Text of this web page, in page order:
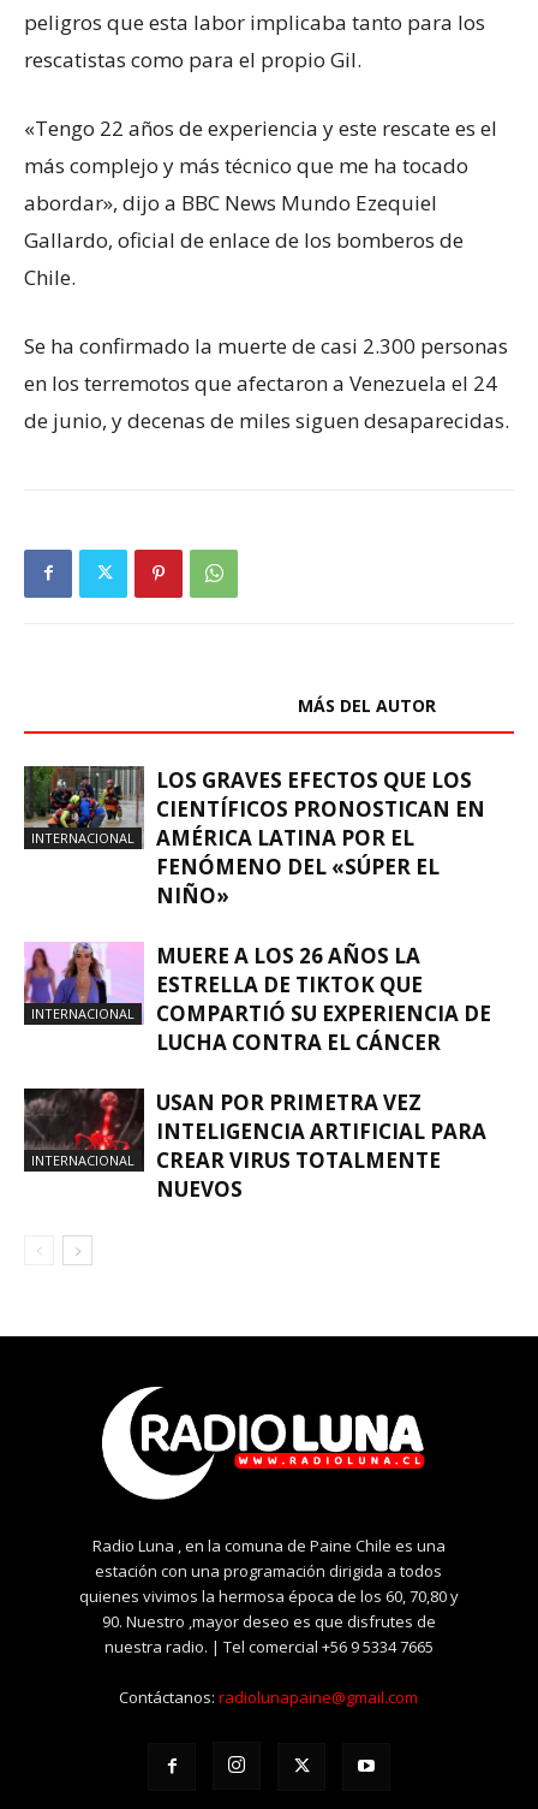
peligros que esta labor implicaba tanto para los
rescatistas como para el propio Gil.
«Tengo 22 años de experiencia y este rescate es el
más complejo y más técnico que me ha tocado
abordar», dijo a BBC News Mundo Ezequiel
Gallardo, oficial de enlace de los bomberos de
Chile.
Se ha confirmado la muerte de casi 2.300 personas
en los terremotos que afectaron a Venezuela el 24
de junio, y decenas de miles siguen desaparecidas.
MÁS DEL AUTOR
INTERNACIONAL
LOS GRAVES EFECTOS QUE LOS
CIENTÍFICOS PRONOSTICAN EN
AMÉRICA LATINA POR EL
FENÓMENO DEL «SÚPER EL
NIÑO»
INTERNACIONAL
MUERE A LOS 26 AÑOS LA
ESTRELLA DE TIKTOK QUE
COMPARTIÓ SU EXPERIENCIA DE
LUCHA CONTRA EL CÁNCER
INTERNACIONAL
USAN POR PRIMETRA VEZ
INTELIGENCIA ARTIFICIAL PARA
CREAR VIRUS TOTALMENTE
NUEVOS
Radio Luna , en la comuna de Paine Chile es una
estación con una programación dirigida a todos
quienes vivimos la hermosa época de los 60, 70,80 y
90. Nuestro ,mayor deseo es que disfrutes de
nuestra radio. | Tel comercial +56 9 5334 7665
Contáctanos:radiolunapaine@gmail.com